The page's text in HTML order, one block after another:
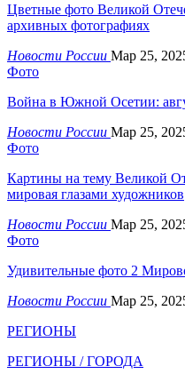
Цветные фото Великой
архивных фотографиях
Новости России Мар 25,
Фото
Война в Южной Осетии:
Новости России Мар 25,
Фото
Картины на тему Великой
мировая глазами художников
Новости России Мар 25,
Фото
Удивительные фото 2
Новости России Мар 25,
РЕГИОНЫ
РЕГИОНЫ / ГОРОДА